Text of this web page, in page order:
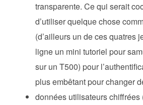
transparente. Ce qui serait
d’utiliser quelque chose
(d’ailleurs un de ces quatres
ligne un mini tutoriel pour
sur un T500) pour
plus embêtant pour changer
données utilisateurs chiffrées